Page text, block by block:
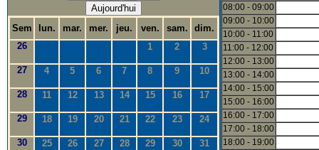
Aujourd'hui
Sem
lun. mar. mer. jeu. ven. sam.
dim.
26
1 2 3
27 4 5 6 7 8 9 10
28 11 12 13 14 15 16 17
29 18 19 20 21 22 23 24
30 25 26 27 28 29 30 31
08:00 - 09:00
09:00 - 10:00
10:00 - 11:00
11:00 - 12:00
12:00 - 13:00
13:00 - 14:00
14:00 - 15:00
15:00 - 16:00
16:00 - 17:00
17:00 - 18:00
18:00 - 19:00